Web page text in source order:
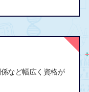
など幅広く資格が